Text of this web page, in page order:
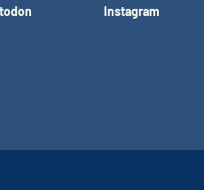
Instagram